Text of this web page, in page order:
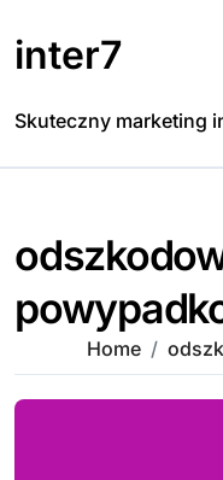
to
content
inter7
Skuteczny marketing
Home